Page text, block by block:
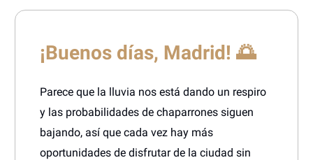
¡Buenos días, Madrid! 🌅
Parece que la lluvia nos está dando un respiro
y las probabilidades de chaparrones siguen
bajando, así que cada vez hay más
oportunidades de disfrutar de la ciudad sin